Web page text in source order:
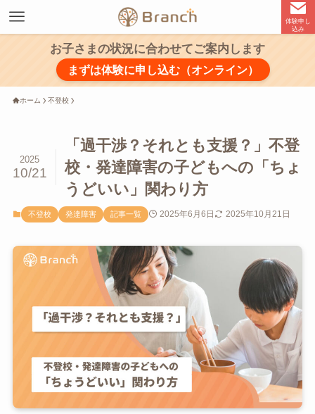
体験申し
込み
お子さまの状況に合わせてご案内します
まずは体験に申し込む（オンライン）
ホーム 不登校
「過干渉？それとも支援？」不登
校・発達障害の子どもへの「ちょ
うどいい」関わり方
2025
10/21
不登校 発達障害 記事一覧 2025年6月6日 2025年10月21日